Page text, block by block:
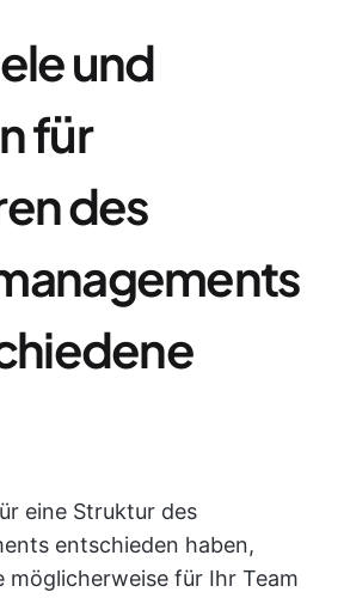
und
für
des
eine Struktur des
entschieden haben,
möglicherweise für Ihr Team